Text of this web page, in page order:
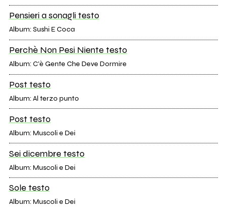
Pensieri a sonagli testo
Album: Sushi E Coca
Perchè Non Pesi Niente testo
Album: C'è Gente Che Deve Dormire
Post testo
Album: Al terzo punto
Post testo
Album: Muscoli e Dei
Sei dicembre testo
Album: Muscoli e Dei
Sole testo
Album: Muscoli e Dei